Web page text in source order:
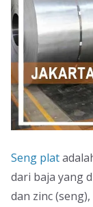
Seng plat
dari baja yang
dan zinc